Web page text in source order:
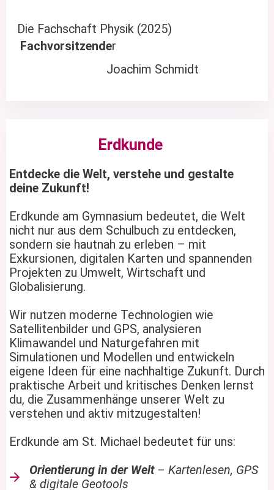
Die Fachschaft Physik (2025)
Fachvorsitzender
Joachim Schmidt
Erdkunde
Entdecke die Welt, verstehe und gestalte
deine Zukunft!
Erdkunde am Gymnasium bedeutet, die Welt
nicht nur aus dem Schulbuch zu entdecken,
sondern sie hautnah zu erleben – mit
Exkursionen, digitalen Karten und spannenden
Projekten zu Umwelt, Wirtschaft und
Globalisierung.
Wir nutzen moderne Technologien wie
Satellitenbilder und GPS, analysieren
Klimawandel und Naturgefahren mit
Simulationen und Modellen und entwickeln
eigene Ideen für eine nachhaltige Zukunft. Durch
praktische Arbeit und kritisches Denken lernst
du, die Zusammenhänge unserer Welt zu
verstehen und aktiv mitzugestalten!
Erdkunde am St. Michael bedeutet für uns:
Orientierung in der Welt– Kartenlesen, GPS
& digitale Geotools